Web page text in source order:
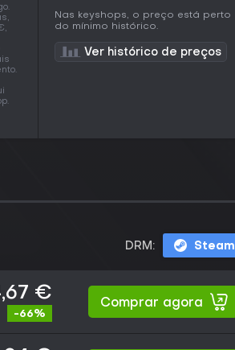
Nas keyshops, o preço está perto
do mínimo histórico.
Ver histórico de preços
DRM: Steam
€
-66%
Comprar agora